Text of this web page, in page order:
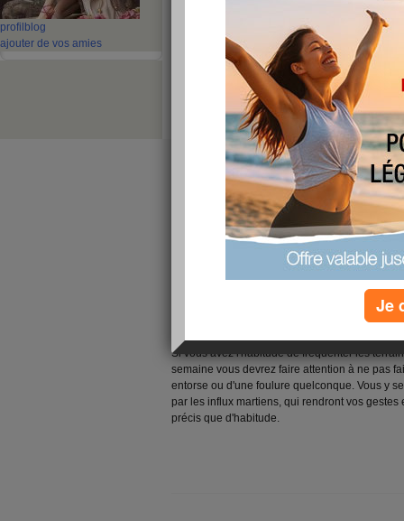
profil blog
ajouter de vos amies
Tigre
Semaine du 9 avril au
La configuration astrale de la Maison VI sera
floue. Cela laisse supposer que vous aurez
mineurs ou quelques frictions sans grande
de vos voisins ou avec certaines personnes
moyen de prévenir cet inconvénient ou de
démesurément serait de ne laisser personne
affaires ou dans votre vie privée. N'accordez
entourage vous donnera sans que vous les
vous aurez raison de n'en faire qu'à votre tête.
Bonne semaine sentimentale en perspective.
partenaire sera des plus conciliants. Que
vous de ce que les astres vous offriront : "Un
s'attendre à un trop grand bonheur"
Si vous avez l'habitude de fréquenter les
semaine vous devrez faire attention à ne pas
entorse ou d'une foulure quelconque. Vous y
par les influx martiens, qui rendront vos
précis que d'habitude.
Je